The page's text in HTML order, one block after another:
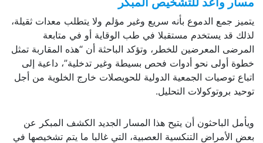
يتميز جمع الدموع بأنه سريع وغير مؤلم ولا يتطلب معدات ثقيلة،
لذلك قد يستخدم مستقبلا في طب الوقاية أو في متابعة
المرضى المعرضين للخطر، وتؤكد الباحثة أن “هذه المقاربة تمثل
خطوة أولى نحو أدوات فحص بسيطة وغير تدخلية”، داعية إلى
اتباع توصيات الجمعية الدولية للحويصلات خارج الخلوية من أجل
توحيد بروتوكولات التحليل.
ويأمل الباحثون أن يتيح هذا المسار الجديد الكشف المبكر عن
بعض الأمراض التنكسية العصبية، التي غالبا ما يتم تشخيصها في